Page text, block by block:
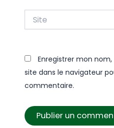
Enregistrer mon
site dans le navigateur
commentaire.